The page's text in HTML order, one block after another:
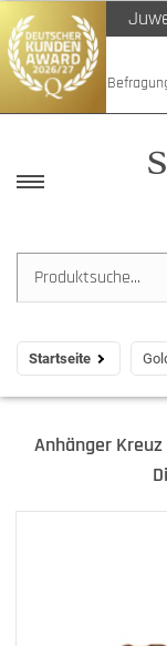
Startseite
Anhänger Kreuz